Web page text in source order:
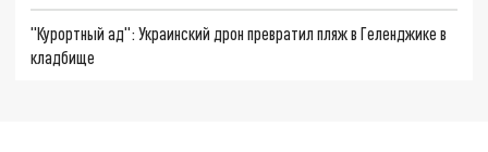
"Курортный ад": Украинский дрон превратил пляж в Геленджике в
кладбище